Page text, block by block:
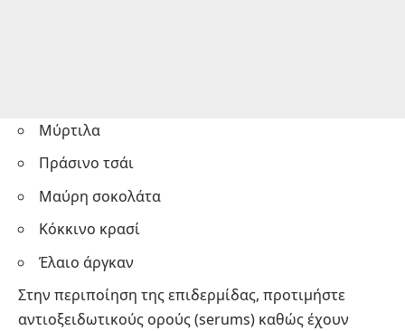
Μύρτιλα
Πράσινο τσάι
Μαύρη σοκολάτα
Κόκκινο κρασί
Έλαιο άργκαν
Στην περιποίηση της επιδερμίδας, προτιμήστε
αντιοξειδωτικούς ορούς (serums) καθώς έχουν